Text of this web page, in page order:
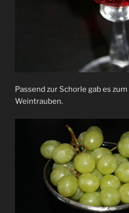
Passend zur Schorle gab es
Weintrauben.